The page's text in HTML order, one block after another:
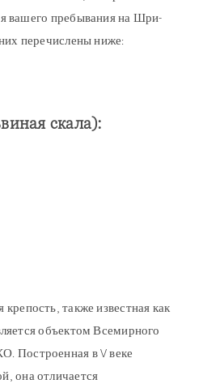
вашего пребывания на Шри-
перечислены ниже:
скала):
крепость, также известная как
объектом Всемирного
Построенная в V веке
она отличается